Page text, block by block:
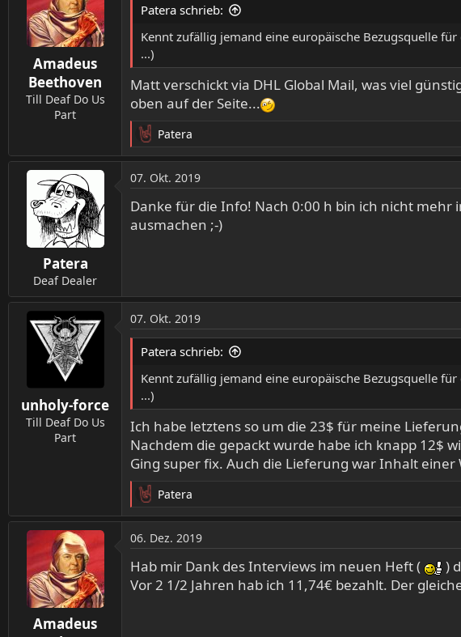
Amadeus
Beethoven
Till Deaf Do Us
Part
Patera schrieb:
Kennt zufällig jemand eine europäische Bezugsquelle
...)
Matt verschickt via DHL Global Mail, was viel
oben auf der Seite...
R
e
a
k
t
o
:
Patera
Patera
Deaf Dealer
07. Okt. 2019
Danke für die Info! Nach 0:00 h bin ich nicht
ausmachen ;-)
unholy-force
Till Deaf Do Us
Part
07. Okt. 2019
Patera schrieb:
Kennt zufällig jemand eine europäische Bezugsquelle
...)
Ich habe letztens so um die 23$ für meine
Nachdem die gepackt wurde habe ich knapp 12$
Ging super fix. Auch die Lieferung war Inhalt einer
R
e
a
k
t
i
o
Patera
Amadeus
06. Dez. 2019
Hab mir Dank des Interviews im neuen Heft (
)
Vor 2 1/2 Jahren hab ich 11,74€ bezahlt. Der